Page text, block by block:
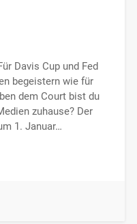
Davis Cup und Fed
begeistern wie für
dem Court bist du
zuhause? Der
1. Januar…